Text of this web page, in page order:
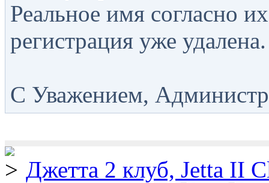
Реальное имя согласно
регистрация уже удалена.
С Уважением,
Джетта 2 клуб, Jetta II